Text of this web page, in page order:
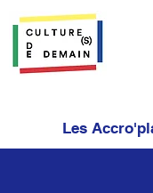
Les